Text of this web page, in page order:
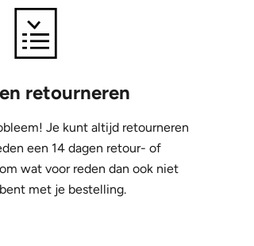
retourneren
Je kunt altijd retourneren
een 14 dagen retour- of
wat voor reden dan ook niet
met je bestelling.